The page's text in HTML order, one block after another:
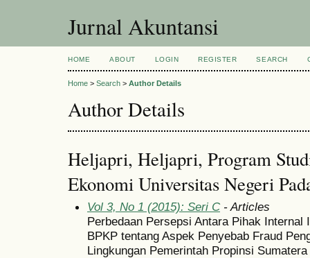
Jurnal Akuntansi
HOME ABOUT LOGIN REGISTER SEARCH
Home > Search > Author Details
Author Details
Heljapri, Heljapri, Program
Ekonomi Universitas Negeri
Vol 3, No 1 (2015): Seri C- Articles
Perbedaan Persepsi Antara Pihak Internal
BPKP tentang Aspek Penyebab Fraud
Lingkungan Pemerintah Propinsi